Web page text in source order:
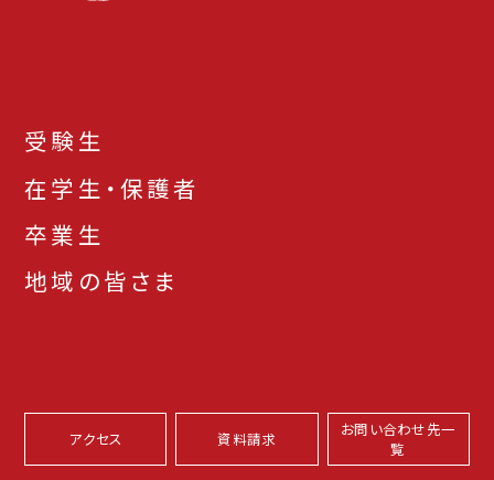
受験生
在学生・保護者
卒業生
地域の皆さま
アクセス 資料請求
お問い合わせ先一
覧